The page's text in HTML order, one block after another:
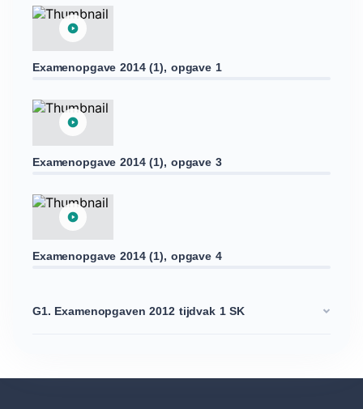
Examenopgave 2014 (1), opgave 1
Examenopgave 2014 (1), opgave 3
Examenopgave 2014 (1), opgave 4
G1. Examenopgaven 2012 tijdvak 1 SK